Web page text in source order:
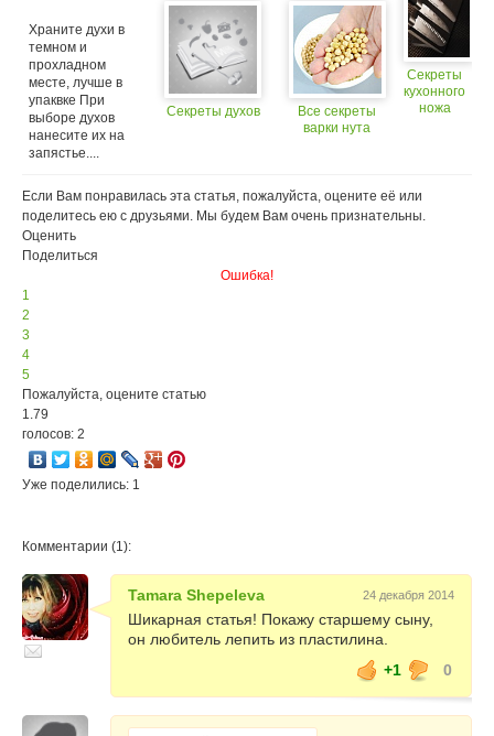
Храните духи в
темном и
прохладном
месте, лучше в
упаквке При
выборе духов
нанесите их на
запястье....
Секреты духов
Все секреты
варки нута
Секреты
кухонного
ножа
Если Вам понравилась эта статья, пожалуйста, оцените её или
поделитесь ею с друзьями. Мы будем Вам очень признательны.
Оценить
Поделиться
Ошибка!
1
2
3
4
5
Пожалуйста, оцените статью
1.79
голосов: 2
Уже поделились: 1
Комментарии (1):
Tamara Shepeleva 24 декабря 2014
Шикарная статья! Покажу старшему сыну,
он любитель лепить из пластилина.
+1
0